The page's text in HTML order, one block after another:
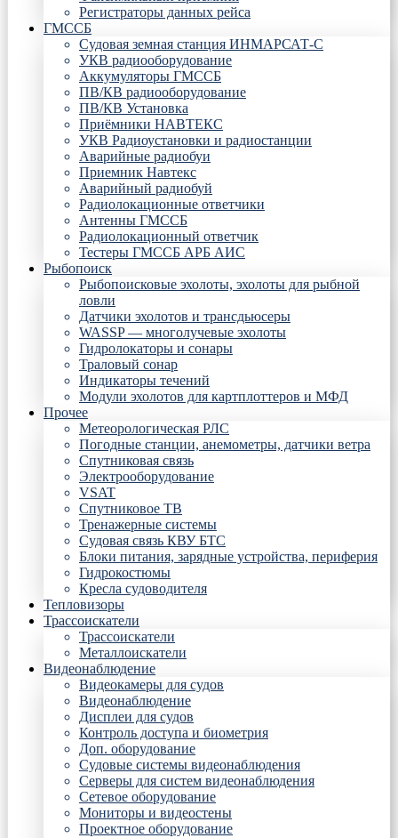
Регистраторы данных рейса
ГМССБ
Судовая земная станция ИНМАРСАТ-С
УКВ радиооборудование
Аккумуляторы ГМССБ
ПВ/КВ радиооборудование
ПВ/КВ Установка
Приёмники НАВТЕКС
УКВ Радиоустановки и радиостанции
Аварийные радиобуи
Приемник Навтекс
Аварийный радиобуй
Радиолокационные ответчики
Антенны ГМССБ
Радиолокационный ответчик
Тестеры ГМССБ АРБ АИС
Рыбопоиск
Рыбопоисковые эхолоты, эхолоты для рыбной
ловли
Датчики эхолотов и трансдьюсеры
WASSP — многолучевые эхолоты
Гидролокаторы и сонары
Траловый сонар
Индикаторы течений
Модули эхолотов для картплоттеров и МФД
Прочее
Метеорологическая РЛС
Погодные станции, анемометры, датчики ветра
Спутниковая связь
Электрооборудование
VSAT
Спутниковое ТВ
Тренажерные системы
Судовая связь КВУ БТС
Блоки питания, зарядные устройства, периферия
Гидрокостюмы
Кресла судоводителя
Тепловизоры
Трассоискатели
Трассоискатели
Металлоискатели
Видеонаблюдение
Видеокамеры для судов
Видеонаблюдение
Дисплеи для судов
Контроль доступа и биометрия
Доп. оборудование
Судовые системы видеонаблюдения
Серверы для систем видеонаблюдения
Сетевое оборудование
Мониторы и видеостены
Проектное оборудование